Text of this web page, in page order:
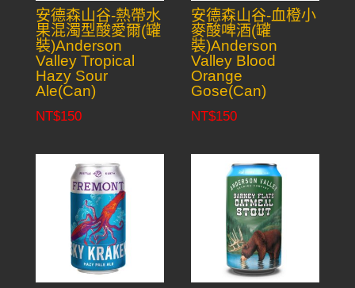
安德森山谷-熱帶水
果混濁型酸愛爾(罐
裝)Anderson
Valley Tropical
Hazy Sour
Ale(Can)
NT$150
安德森山谷-血橙小
麥酸啤酒(罐
裝)Anderson
Valley Blood
Orange
Gose(Can)
NT$150